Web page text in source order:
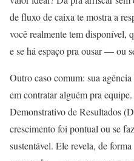
de fluxo de caixa te mostra a
você realmente tem disponível,
e se há espaço pra ousar — ou
Outro caso comum: sua
em contratar alguém pra
Demonstrativo de Resultados
crescimento foi pontual ou se
sustentável. Ele revela, de